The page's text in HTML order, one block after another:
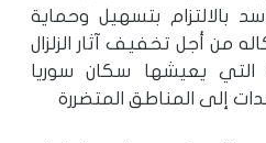
بالالتزام بتسهيل وحماية
من أجل تخفيف آثار الزلزال
التي يعيشها سكان سوريا
إلى المناطق المتضررة